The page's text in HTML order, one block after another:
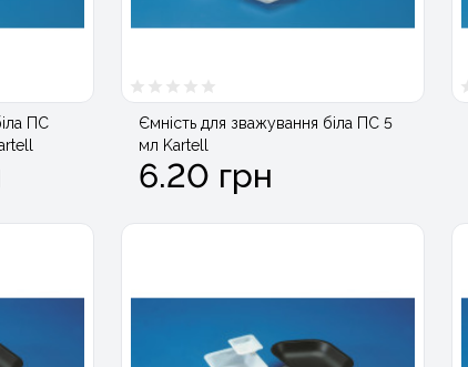
ПС
Ємність для зважування біла ПС 5
мл Kartell
6.20 грн